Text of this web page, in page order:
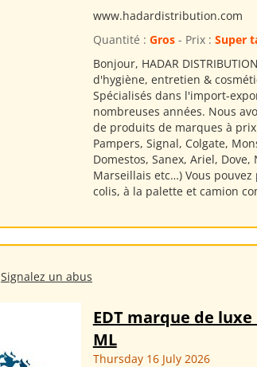
www.hadardistribution.com
Quantité : Gros- Prix : Super
Bonjour, HADAR
d'hygiène, entretien &
Spécialisés dans l'import-
nombreuses années. Nous
de produits de marques à
Pampers, Signal, Colgate,
Domestos, Sanex, Ariel, Dove,
Marseillais etc…) Vous
colis, à la palette et camion
Signalez un abus
EDT marque de luxe
ML
Thursday 16 July 2026